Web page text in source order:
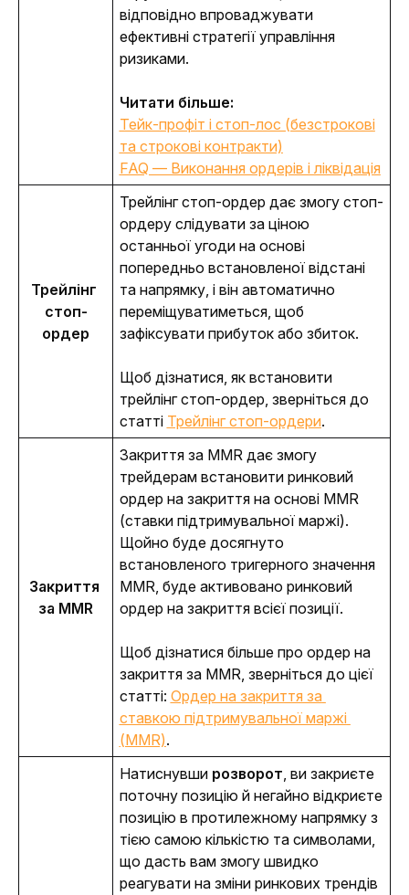
відповідно впроваджувати
ефективні стратегії управління
ризиками.
Читати більше:
Тейк-профіт і стоп-лос (безстрокові
та строкові контракти)
FAQ — Виконання ордерів і ліквідація
Трейлінг
стоп-
ордер
Трейлінг стоп-ордер дає змогу стоп-
ордеру слідувати за ціною
останньої угоди на основі
попередньо встановленої відстані
та напрямку, і він автоматично
переміщуватиметься, щоб
зафіксувати прибуток або збиток.
Щоб дізнатися, як встановити
трейлінг стоп-ордер, зверніться до
статті Трейлінг стоп-ордери.
Закриття
за MMR
Закриття за MMR дає змогу
трейдерам встановити ринковий
ордер на закриття на основі MMR
(ставки підтримувальної маржі).
Щойно буде досягнуто
встановленого тригерного значення
MMR, буде активовано ринковий
ордер на закриття всієї позиції.
Щоб дізнатися більше про ордер на
закриття за MMR, зверніться до цієї
статті: Ордер на закриття за
ставкою підтримувальної маржі
(MMR).
Натиснувши розворот, ви закриєте
поточну позицію й негайно відкриєте
позицію в протилежному напрямку з
тією самою кількістю та символами,
що дасть вам змогу швидко
реагувати на зміни ринкових трендів